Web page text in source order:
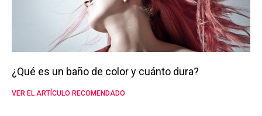
¿Qué es un baño de color y cuánto dura?
VER EL ARTÍCULO RECOMENDADO